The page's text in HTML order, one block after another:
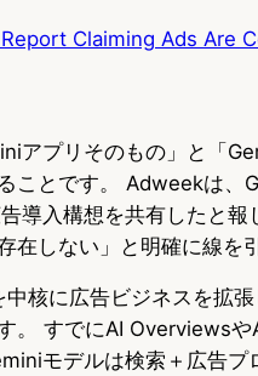
Claiming Ads Are
アプリそのもの」と「
ことです。 Adweekは、
導入構想を共有したと
在しない」と明確に線を
核に広告ビジネスを拡
。 すでにAI Overviews
モデルは検索＋広告